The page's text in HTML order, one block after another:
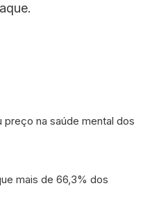
na saúde mental dos
mais de 66,3% dos